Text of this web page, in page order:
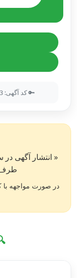
🔑 کد آگهی: 684725619748070190324135928653
طرف
در صورت مواجهه با